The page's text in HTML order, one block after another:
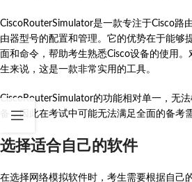
CiscoRouterSimulator是一款专注于Cisco路
由器型号的配置和管理。它的优势在于能够
面和命令，帮助考生熟悉Cisco设备的使用
生来说，这是一款非常实用的工具。
CiscoRouterSimulator的功能相对单一，无
备，因此在考试中可能无法满足全面的备考
选择适合自己的软件
在选择网络模拟软件时，考生需要根据自己